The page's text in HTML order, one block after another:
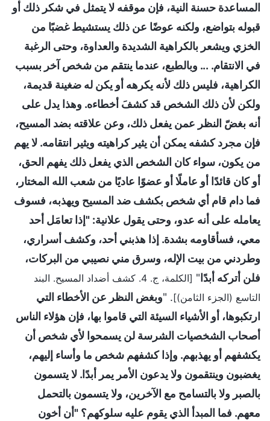
المساعدة حسنة النية، فإن موقفه لا يتمثل في شكر ذلك أو
قبوله بتواضع، ولكنه عوضًا عن ذلك يستشيط غضبًا من
الخزي ويشعر بالكراهية الشديدة والعداوة، وحتى الرغبة
في الانتقام. ... وبالطبع، عندما ينتقم من شخص آخر بسبب
الكراهية، فليس ذلك لأنه يكرهه أو يكن له ضغينة قديمة،
ولكن لأن ذلك الشخص قد كشفَ أخطاءه. وهذا يدل على
أنه بغضّ النظر عمن يفعل ذلك، وعن علاقته بضد المسيح،
فإن مجرد كشفه يمكن أن يثير كراهيته ويثير انتقامه. لا يهم
من يكون، سواء كان الشخص الذي يفعل ذلك يفهم الحق،
أو كان قائدًا أو عاملًا أو عضوًا عاديًا من شعب الله المختار،
فما دام قام أي شخص بكشف ضد المسيح ويهذبه، فسوف
يعامله على أنه عدو، وحتى يقول علانية: "إذا تعامَل أحد
معي، فسأقاومه بشدة. إذا هذبني أحد، وكشف أسراري،
وطردني من بيت الإله، وسرق مني نصيبي من البركات،
فلن أتركه أبدًا"
[الكلمة، ج. 4. كشف أضداد المسيح. البند
التاسع (الجزء الثامن)]. "وبغض النظر عن الأخطاء التي
ارتكبوها، أو الأشياء السيئة التي قاموا بها، فإن هؤلاء الناس
أصحاب الشخصيات الشرسة لن يسمحوا لأي شخص أن
يكشفهم أو يهذبهم. وإذا كشفهم شخص ما وأساء إليهم،
يغضبون وينتقمون ولا يدعون الأمر يمر أبدًا. لا يتسمون
بالصبر ولا بالتسامح مع الآخرين، ولا يتسمون بالتحمل
معهم. فما المبدأ الذي يقوم عليه سلوكهم؟ "أن أخون